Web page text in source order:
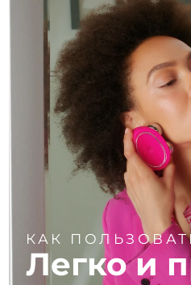
КАК
Легко и